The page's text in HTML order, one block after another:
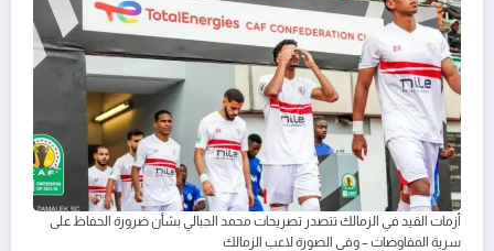
أزمات القيد في الزمالك تتصدر تصريحات محمد الجبالي بشأن ضرورة الحفاظ على
سرية المفاوضات – وفي الصورة لاعب الزمالك